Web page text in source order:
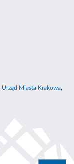
Urząd Miasta Krakowa,